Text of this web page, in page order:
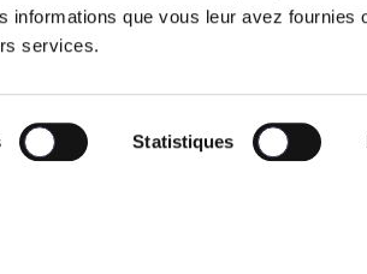
informations que vous leur avez fournies
services.
Statistiques
0034
News
Agenda
Le